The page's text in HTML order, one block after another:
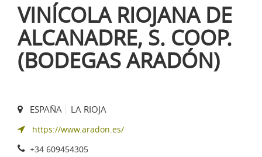
VINÍCOLA RIOJANA DE
ALCANADRE, S. COOP.
(BODEGAS ARADÓN)
ESPAÑA LA RIOJA
https://www.aradon.es/
+34 609454305